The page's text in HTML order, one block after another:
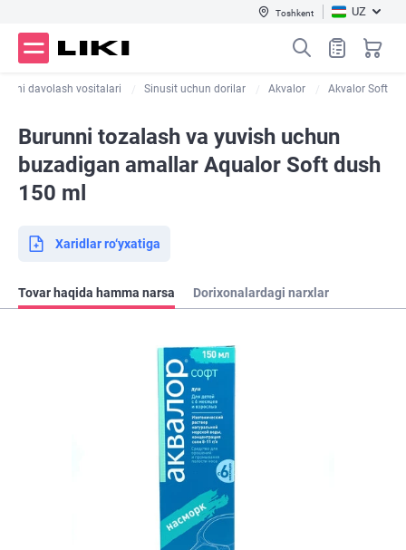
Toshkent UZ
davolash vositalari Sinusit uchun dorilar Akvalor Akvalor Soft
Burunni tozalash va yuvish uchun
buzadigan amallar Aqualor Soft dush
150 ml
Xaridlar ro‘yxatiga
Tovar haqida hamma narsa Dorixonalardagi narxlar